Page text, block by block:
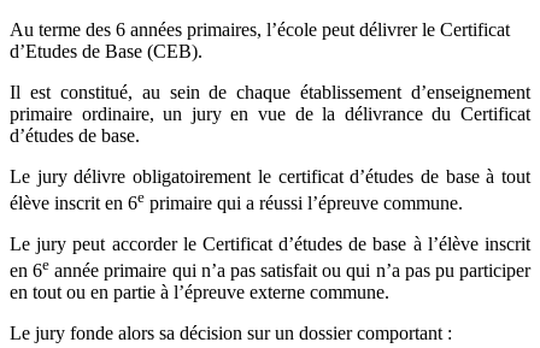
Au terme des 6 années primaires, l’école peut délivrer le Certificat
d’Etudes de Base (CEB).
Il est constitué, au sein de chaque établissement d’enseignement
primaire ordinaire, un jury en vue de la délivrance du Certificat
d’études de base.
Le jury délivre obligatoirement le certificat d’études de base à tout
élève inscrit en 6e primaire qui a réussi l’épreuve commune.
Le jury peut accorder le Certificat d’études de base à l’élève inscrit
en 6e année primaire qui n’a pas satisfait ou qui n’a pas pu participer
en tout ou en partie à l’épreuve externe commune.
Le jury fonde alors sa décision sur un dossier comportant :